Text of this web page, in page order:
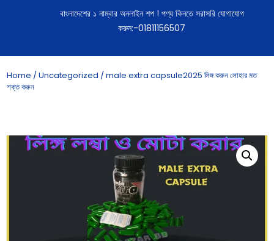
বাংলাদেশের ১ নাম্বার অনলাইন শপ ! পণ্য কিনতে সরাসরি যোগাযোগ
করুন:-01811156507
Home /Uncategorized / male extra capsule2025 লিঙ্গ করুন লোহার মত
শক্ত করুন